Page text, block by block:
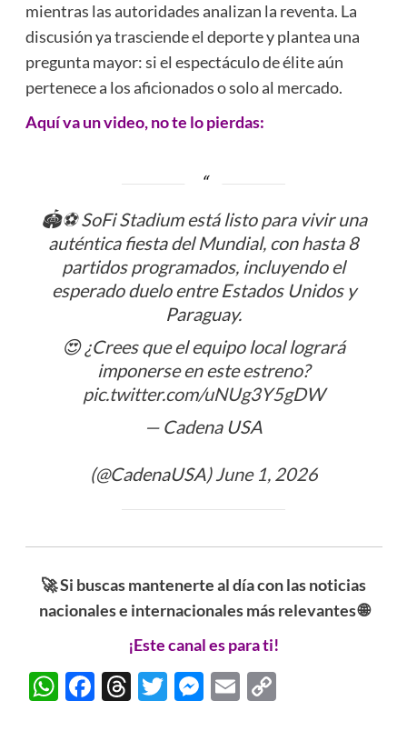
mientras las autoridades analizan la reventa. La
discusión ya trasciende el deporte y plantea una
pregunta mayor: si el espectáculo de élite aún
pertenece a los aficionados o solo al mercado.
Aquí va un video, no te lo pierdas:
🏟️⚽ SoFi Stadium está listo para vivir una
auténtica fiesta del Mundial, con hasta 8
partidos programados, incluyendo el
esperado duelo entre Estados Unidos y
Paraguay.
😍 ¿Crees que el equipo local logrará
imponerse en este estreno?
pic.twitter.com/uNUg3Y5gDW
— Cadena USA
(@CadenaUSA)June 1, 2026
🚀 Si buscas mantenerte al día con las noticias
nacionales e internacionales más relevantes 🌐
¡Este canal es para ti!
WhatsApp
Facebook
Threads
Twitter
Messenger
EmailCopy